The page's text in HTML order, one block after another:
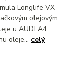
Longlife VX
olejovým
u AUDI A4
oleje... celý